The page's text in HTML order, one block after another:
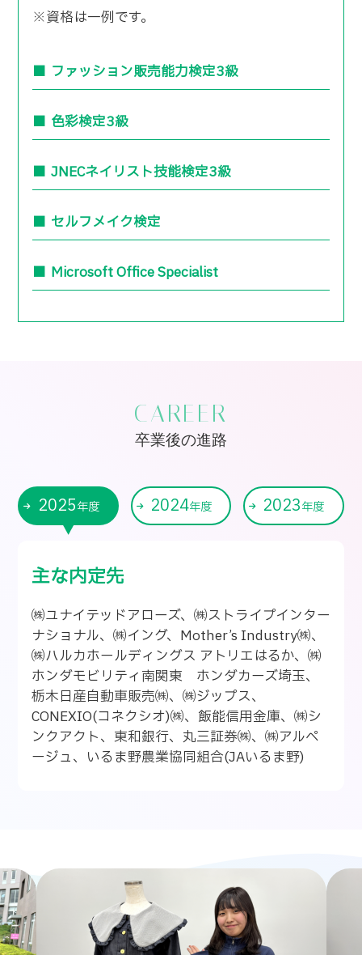
※資格は一例です。
ファッション販売能力検定3級
色彩検定3級
JNECネイリスト技能検定3級
セルフメイク検定
Microsoft Office Specialist
CAREER
卒業後の進路
2025年度 2024年度 2023年度
主な内定先
㈱ユナイテッドアローズ、㈱ストライプインター
ナショナル、㈱イング、Mother’s Industry㈱、
㈱ハルカホールディングス アトリエはるか、㈱
ホンダモビリティ南関東 ホンダカーズ埼玉、
栃木日産自動車販売㈱、㈱ジップス、
CONEXIO(コネクシオ)㈱、飯能信用金庫、㈱シ
ンクアクト、東和銀行、丸三証券㈱、㈱アルペ
ージュ、いるま野農業協同組合(JAいるま野)